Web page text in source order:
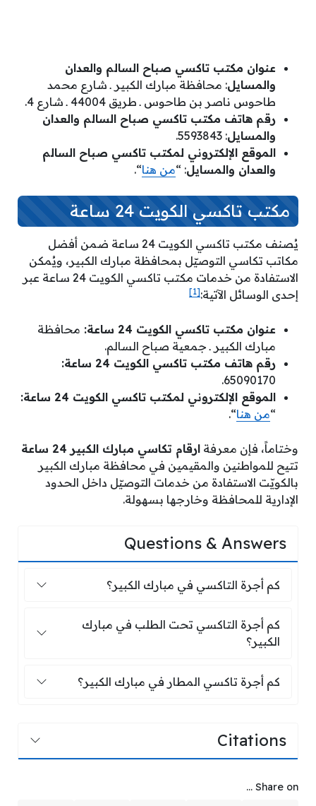
عنوان مكتب تاكسي صباح السالم والعدان
والمسايل: محافظة مبارك الكبير ـ شارع محمد
طاحوس ناصر بن طاحوس ـ طريق 44004 ـ شارع 4.
رقم هاتف مكتب تاكسي صباح السالم والعدان
والمسايل: 5593843.
الموقع الإلكتروني لمكتب تاكسي صباح السالم
والعدان والمسايل: “من هنا“.
مكتب تاكسي الكويت 24 ساعة
يُصنف مكتب تاكسي الكويت 24 ساعة ضمن أفضل
مكاتب تكاسي التوصيّل بمحافظة مبارك الكبير، ويُمكن
الاستفادة من خدمات مكتب تاكسي الكويت 24 ساعة عبر
إحدى الوسائل الآتية:[1]
عنوان مكتب تاكسي الكويت 24 ساعة:
محافظة
مبارك الكبير ـ جمعية صباح السالم.
رقم هاتف مكتب تاكسي الكويت 24 ساعة:
65090170.
الموقع الإلكتروني لمكتب تاكسي الكويت 24 ساعة:
“من هنا“.
وختاماً، فإن معرفة ارقام تكاسي مبارك الكبير 24 ساعة
تتيح للمواطنين والمقيمين في محافظة مبارك الكبير
بالكويّت الاستفادة من خدمات التوصيّل داخل الحدود
الإدارية للمحافظة وخارجها بسهولة.
Questions & Answers
كم أجرة التاكسي في مبارك الكبير؟
كم أجرة التاكسي في مبارك الكبير؟
كم أجرة التاكسي تحت الطلب في مبارك
كم أجرة التاكسي تحت الطلب في مبارك
الكبير؟
كم أجرة تاكسي المطار في مبارك
كم أجرة تاكسي المطار في مبارك الكبير؟
Citations
Share on ...